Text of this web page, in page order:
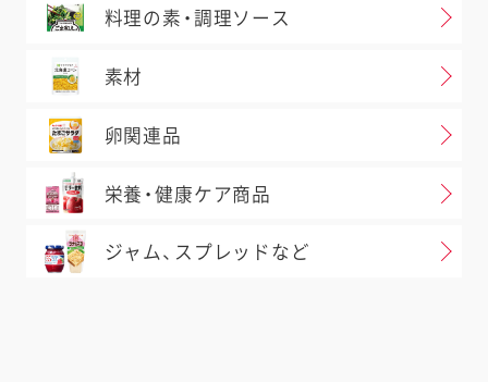
料理の素・調理ソース
素材
卵関連品
栄養・健康ケア商品
ジャム、スプレッドなど